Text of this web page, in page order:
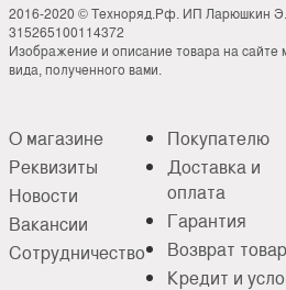
2016-2020 © Техноряд.Рф. ИП Ларюшкин
315265100114372
Изображение и описание товара на сайте
вида, полученного вами.
О магазине
Реквизиты
Новости
Вакансии
Сотрудничество
Покупателю
Доставка и
оплата
Гарантия
Возврат
Кредит и